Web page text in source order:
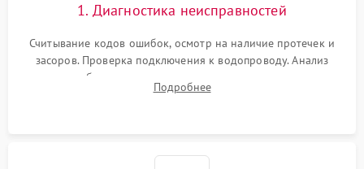
1. Диагностика неисправностей
Считывание кодов ошибок, осмотр на наличие протечек и
засоров. Проверка подключения к водопроводу. Анализ
жалоб на отсутствие слива, нагрева, вращения
разбрызгивателей или срабатывание системы защиты
Подробнее